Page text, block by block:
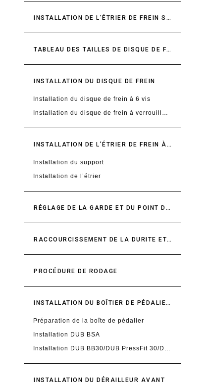
INSTALLATION DE L’ÉTRIER DE FREIN SUR JANTE
TABLEAU DES TAILLES DE DISQUE DE FREIN RECOMMANDÉES
INSTALLATION DU DISQUE DE FREIN
Installation du disque de frein à 6 vis
Installation du disque de frein à verrouillage central (Center Locking)
INSTALLATION DE L’ÉTRIER DE FREIN À DISQUE
Installation du support
Installation de l’étrier
RÉGLAGE DE LA GARDE ET DU POINT DE CONTACT
RACCOURCISSEMENT DE LA DURITE ET PURGE
PROCÉDURE DE RODAGE
INSTALLATION DU BOÎTIER DE PÉDALIER SRAM DUB
Préparation de la boîte de pédalier
Installation DUB BSA
Installation DUB BB30/DUB PressFit 30/DUB PressFit
INSTALLATION DU DÉRAILLEUR AVANT